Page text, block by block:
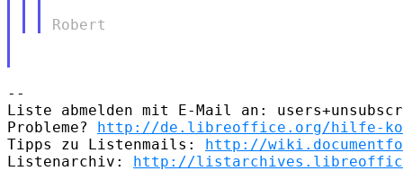
--
Liste abmelden mit E-Mail an:
Probleme? http://de.libreoffice.org/hilfe-
Tipps zu Listenmails: http://
Listenarchiv: http://